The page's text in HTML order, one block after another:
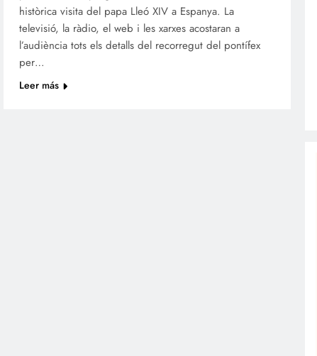
històrica visita del papa Lleó XIV a Espanya. La
televisió, la ràdio, el web i les xarxes acostaran a
l’audiència tots els detalls del recorregut del pontífex
per…
Leer más